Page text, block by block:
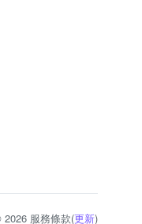
服務條款(更新)